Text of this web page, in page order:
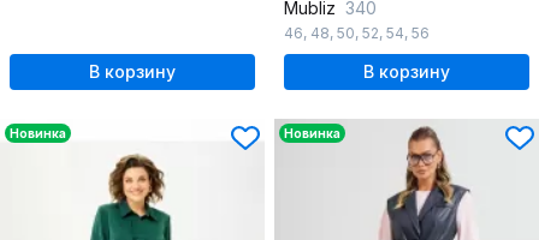
В корзину
Mubliz 340
46, 48, 50, 52, 54, 56
В корзину
Новинка Новинка